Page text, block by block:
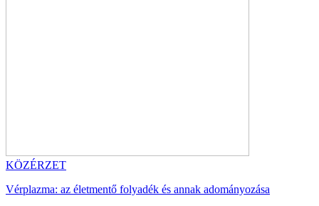
KÖZÉRZET
Vérplazma: az életmentő folyadék és annak adományozása